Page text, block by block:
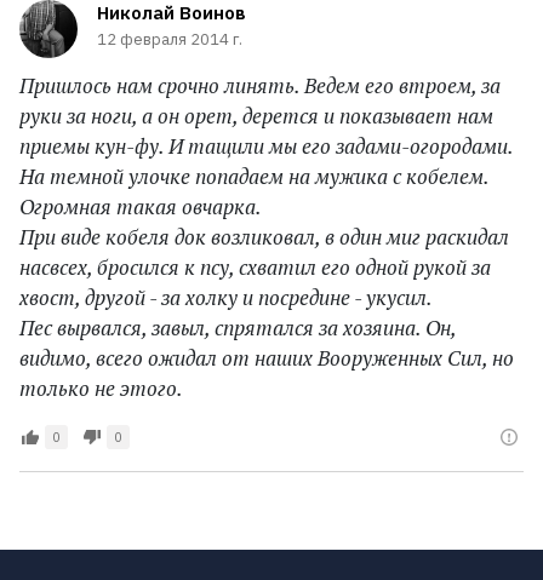
Николай Воинов
12 февраля 2014 г.
Пришлось нам срочно линять. Ведем его втроем, за
руки за ноги, а он орет, дерется и показывает нам
приемы кун-фу. И тащили мы его задами-огородами.
На темной улочке попадаем на мужика с кобелем.
Огромная такая овчарка.
При виде кобеля док возликовал, в один миг раскидал
насвсех, бросился к псу, схватил его одной рукой за
хвост, другой - за холку и посредине - укусил.
Пес вырвался, завыл, спрятался за хозяина. Он,
видимо, всего ожидал от наших Вооруженных Сил, но
только не этого.
0 0